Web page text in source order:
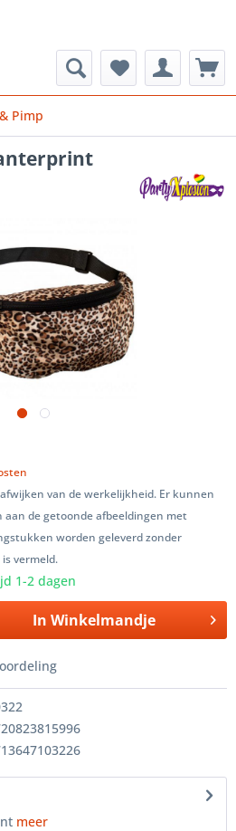
Pimp
van de werkelijkheid. Er kunnen
de getoonde afbeeldingen met
worden geleverd zonder
vermeld.
1-2 dagen
In Winkelmandje
meer